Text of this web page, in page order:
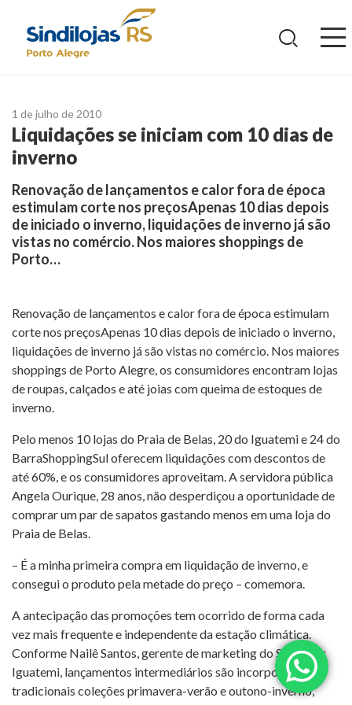
1 de julho de 2010
Liquidações se iniciam com 10 dias de
inverno
Renovação de lançamentos e calor fora de época
estimulam corte nos preçosApenas 10 dias depois
de iniciado o inverno, liquidações de inverno já são
vistas no comércio. Nos maiores shoppings de
Porto…
Renovação de lançamentos e calor fora de época estimulam
corte nos preçosApenas 10 dias depois de iniciado o inverno,
liquidações de inverno já são vistas no comércio. Nos maiores
shoppings de Porto Alegre, os consumidores encontram lojas
de roupas, calçados e até joias com queima de estoques de
inverno.
Pelo menos 10 lojas do Praia de Belas, 20 do Iguatemi e 24 do
BarraShoppingSul oferecem liquidações com descontos de
até 60%, e os consumidores aproveitam. A servidora pública
Angela Ourique, 28 anos, não desperdiçou a oportunidade de
comprar um par de sapatos gastando menos em uma loja do
Praia de Belas.
– É a minha primeira compra em liquidação de inverno, e
consegui o produto pela metade do preço – comemora.
A antecipação das promoções tem ocorrido de forma cada
vez mais frequente e independente da estação climática.
Conforme Nailê Santos, gerente de marketing do Shopping
Iguatemi, lançamentos intermediários são incorporados às
tradicionais coleções primavera-verão e outono-inverno,